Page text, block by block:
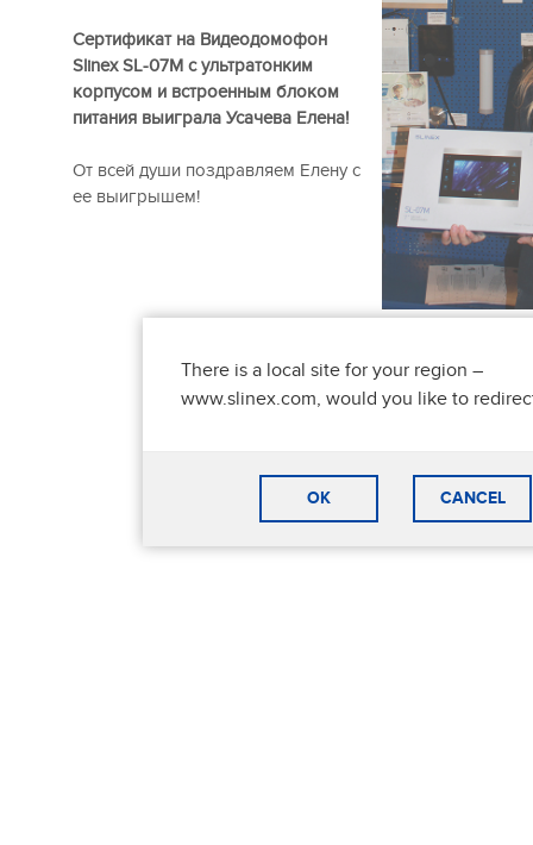
Cертификат на Видеодомофон
Slinex SL-07M с ультратонким
корпусом и встроенным блоком
питания выиграла Усачева Елена!
От всей души поздравляем Елену с
ее выигрышем!
There is a local site for your region –
www.slinex.com, would you like to
OK CANCEL